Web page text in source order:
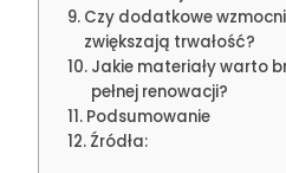
Czy dodatkowe
zwiększają trwałość?
Jakie materiały warto
pełnej renowacji?
Podsumowanie
Źródła: